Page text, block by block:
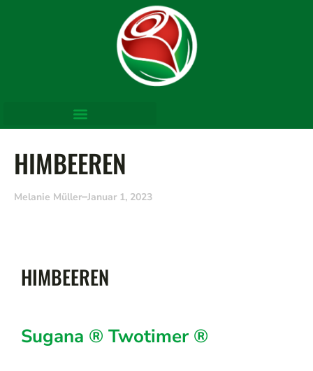
HIMBEEREN
Melanie Müller Januar 1, 2023
HIMBEEREN
Sugana ® Twotimer ®